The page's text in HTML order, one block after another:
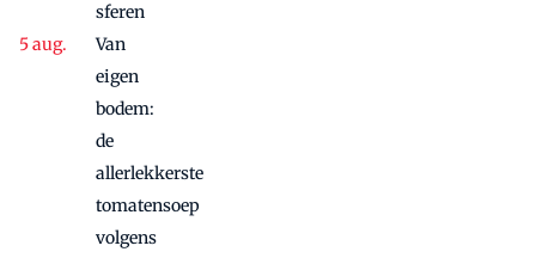
sferen
Van
eigen
bodem:
de
allerlekkerste
tomatensoep
volgens